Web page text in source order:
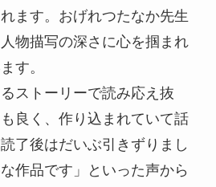
ます。おげれつたなか先生
物描写の深さに心を掴まれ
す。
ストーリーで読み応え抜
良く、作り込まれていて話
了後はだいぶ引きずりまし
作品です」といった声から